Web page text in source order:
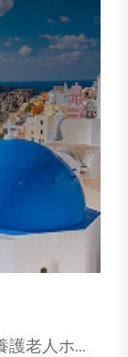
護老人ホ...